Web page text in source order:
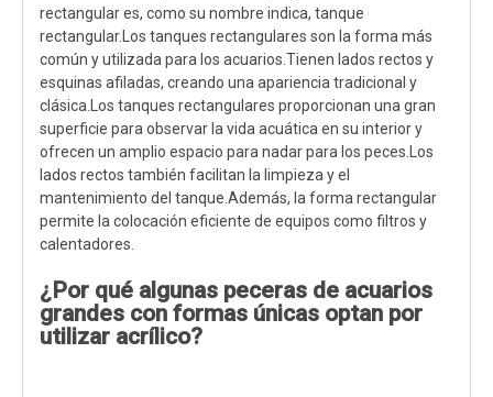
rectangular es, como su nombre indica, tanque
rectangular.Los tanques rectangulares son la forma más
común y utilizada para los acuarios.Tienen lados rectos y
esquinas afiladas, creando una apariencia tradicional y
clásica.Los tanques rectangulares proporcionan una gran
superficie para observar la vida acuática en su interior y
ofrecen un amplio espacio para nadar para los peces.Los
lados rectos también facilitan la limpieza y el
mantenimiento del tanque.Además, la forma rectangular
permite la colocación eficiente de equipos como filtros y
calentadores.
¿Por qué algunas peceras de acuarios
grandes con formas únicas optan por
utilizar acrílico?